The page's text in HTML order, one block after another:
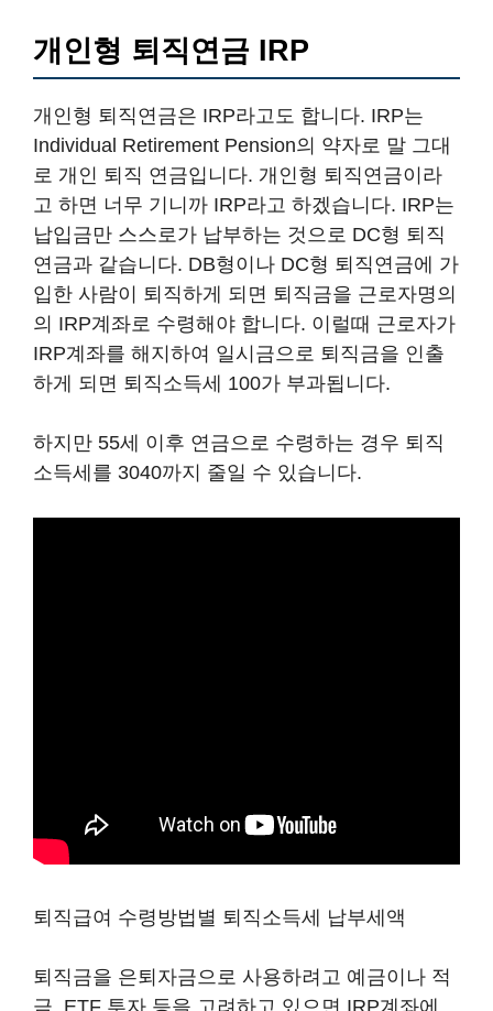
개인형 퇴직연금 IRP
개인형 퇴직연금은 IRP라고도 합니다. IRP는
Individual Retirement Pension의 약자로 말 그대
로 개인 퇴직 연금입니다. 개인형 퇴직연금이라
고 하면 너무 기니까 IRP라고 하겠습니다. IRP는
납입금만 스스로가 납부하는 것으로 DC형 퇴직
연금과 같습니다. DB형이나 DC형 퇴직연금에 가
입한 사람이 퇴직하게 되면 퇴직금을 근로자명의
의 IRP계좌로 수령해야 합니다. 이럴때 근로자가
IRP계좌를 해지하여 일시금으로 퇴직금을 인출
하게 되면 퇴직소득세 100가 부과됩니다.
하지만 55세 이후 연금으로 수령하는 경우 퇴직
소득세를 3040까지 줄일 수 있습니다.
퇴직급여 수령방법별 퇴직소득세 납부세액
퇴직금을 은퇴자금으로 사용하려고 예금이나 적
금, ETF 투자 등을 고려하고 있으면 IRP계좌에